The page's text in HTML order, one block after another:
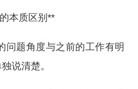
本质区别**
问题角度与之前的工作有明
说清楚。